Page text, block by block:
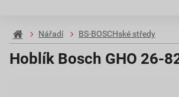
Nářadí BS-BOSCHské středy
Hoblík Bosch GHO 26-